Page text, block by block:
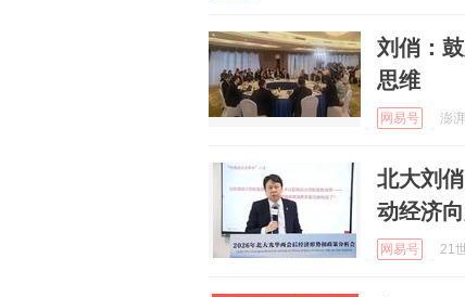
刘俏：
思维
网易号 澎
北大刘
动经济
网易号 21